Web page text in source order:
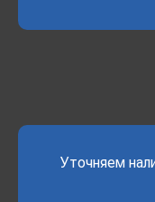
Уточняем